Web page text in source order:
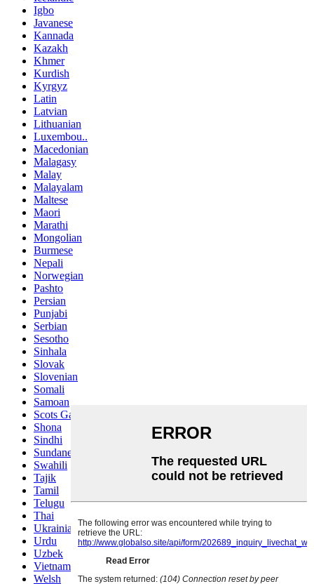
Igbo
Javanese
Kannada
Kazakh
Khmer
Kurdish
Kyrgyz
Latin
Latvian
Lithuanian
Luxembou..
Macedonian
Malagasy
Malay
Malayalam
Maltese
Maori
Marathi
Mongolian
Burmese
Nepali
Norwegian
Pashto
Persian
Punjabi
Serbian
Sesotho
Sinhala
Slovak
Slovenian
Somali
Samoan
Scots Gaelic
Shona
Sindhi
Sundanese
Swahili
Tajik
Tamil
Telugu
Thai
Ukrainian
Urdu
Uzbek
Vietnamese
Welsh